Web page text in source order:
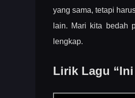
Makna Lirik Lagu
1. Pertemuan
2. Ironi Waktu:
4. Kesempatan
5. Dilema Antara
yang sama, tetapi
lain. Mari kita bedah
lengkap.
Lirik Lagu